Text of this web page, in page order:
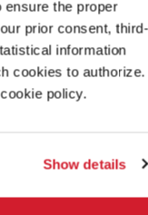
the proper
prior consent, third-
information
cookies to authorize.
policy.
Show details